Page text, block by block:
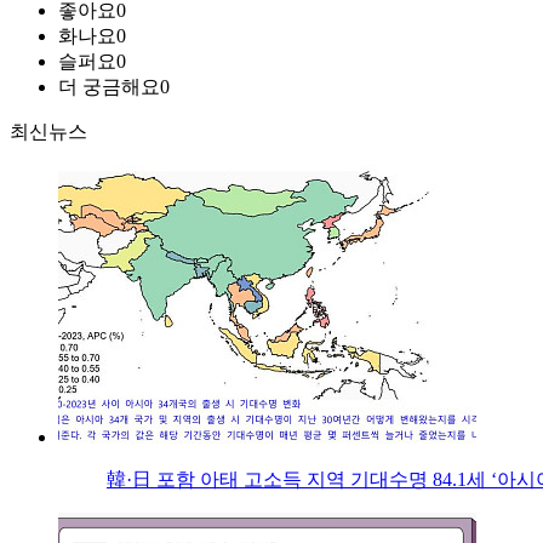
좋아요0
화나요0
슬퍼요0
더 궁금해요0
최신뉴스
韓·日 포함 아태 고소득 지역 기대수명 84.1세 ‘아시